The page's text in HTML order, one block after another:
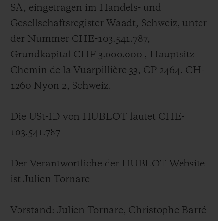
SA, eingetragen im Handels- und
Gesellschaftsregister Waadt, Schweiz, unter
der Nummer CHE-103.541.787,
Grundkapital CHF 3.000.000 , Hauptsitz
Chemin de la Vuarpillière 33, CP 2464, CH-
1260 Nyon 2, Schweiz.
Die USt-ID von HUBLOT lautet CHE-
103.541.787
Der Verantwortliche der HUBLOT Website
ist Julien Tornare
Vorstand: Julien Tornare, Christophe Barré
BIG BANG
COLORED CERAMIC
BIG BANG
EXKLUSIV
EXKLUSIVE DIENSTLEISTUNGEN
VORAUSSICHTLICHE LIEFERZEIT
SICHERE BEZAHLUNG
GESCHENKBEUTEL